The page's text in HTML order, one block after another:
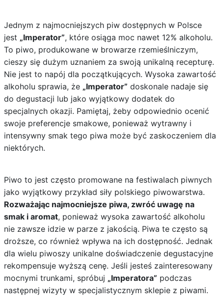
Jednym z najmocniejszych piw dostępnych w Polsce
jest „Imperator”, które osiąga moc nawet 12% alkoholu.
To piwo, produkowane w browarze rzemieślniczym,
cieszy się dużym uznaniem za swoją unikalną recepturę.
Nie jest to napój dla początkujących. Wysoka zawartość
alkoholu sprawia, że „Imperator” doskonale nadaje się
do degustacji lub jako wyjątkowy dodatek do
specjalnych okazji. Pamiętaj, żeby odpowiednio ocenić
swoje preferencje smakowe, ponieważ wytrawny i
intensywny smak tego piwa może być zaskoczeniem dla
niektórych.
Piwo to jest często promowane na festiwalach piwnych
jako wyjątkowy przykład siły polskiego piwowarstwa.
Rozważając najmocniejsze piwa, zwróć uwagę na
smak i aromat, ponieważ wysoka zawartość alkoholu
nie zawsze idzie w parze z jakością. Piwa te często są
droższe, co również wpływa na ich dostępność. Jednak
dla wielu piwoszy unikalne doświadczenie degustacyjne
rekompensuje wyższą cenę. Jeśli jesteś zainteresowany
mocnymi trunkami, spróbuj „Imperatora” podczas
następnej wizyty w specjalistycznym sklepie z piwami.